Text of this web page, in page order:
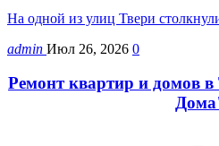
На одной из улиц Твери
admin Июл 26, 2026 0
Ремонт квартир и домов